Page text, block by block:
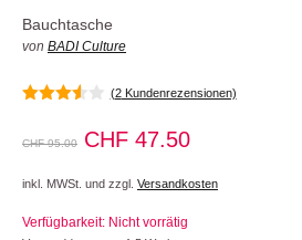
Bauchtasche
von BADI Culture
(2Kundenrezensionen)
CHF95.00
Ursprünglicher
CHF 47.50Aktueller
inkl. MWSt. und zzgl. Versandkosten
Verfügbarkeit: Nicht vorrätig